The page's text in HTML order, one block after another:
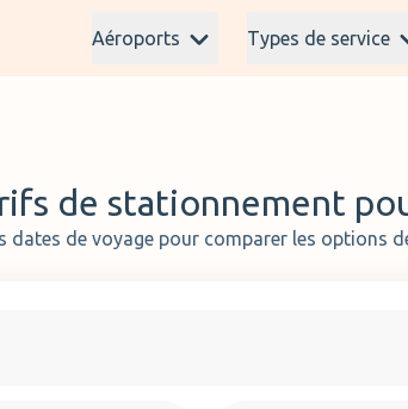
Aéroports Types de service
de stationnement
dates de voyage pour comparer les options